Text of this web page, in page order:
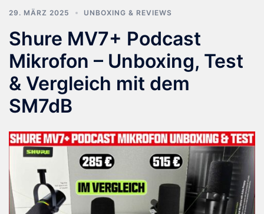
29. MÄRZ 2025 UNBOXING & REVIEWS
Shure MV7+ Podcast
Mikrofon – Unboxing, Test
& Vergleich mit dem
SM7dB